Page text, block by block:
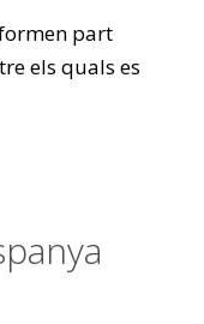
part
els quals es